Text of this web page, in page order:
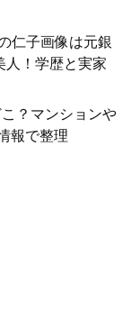
仁子画像は元銀
人！学歴と実家
？マンションや
報で整理